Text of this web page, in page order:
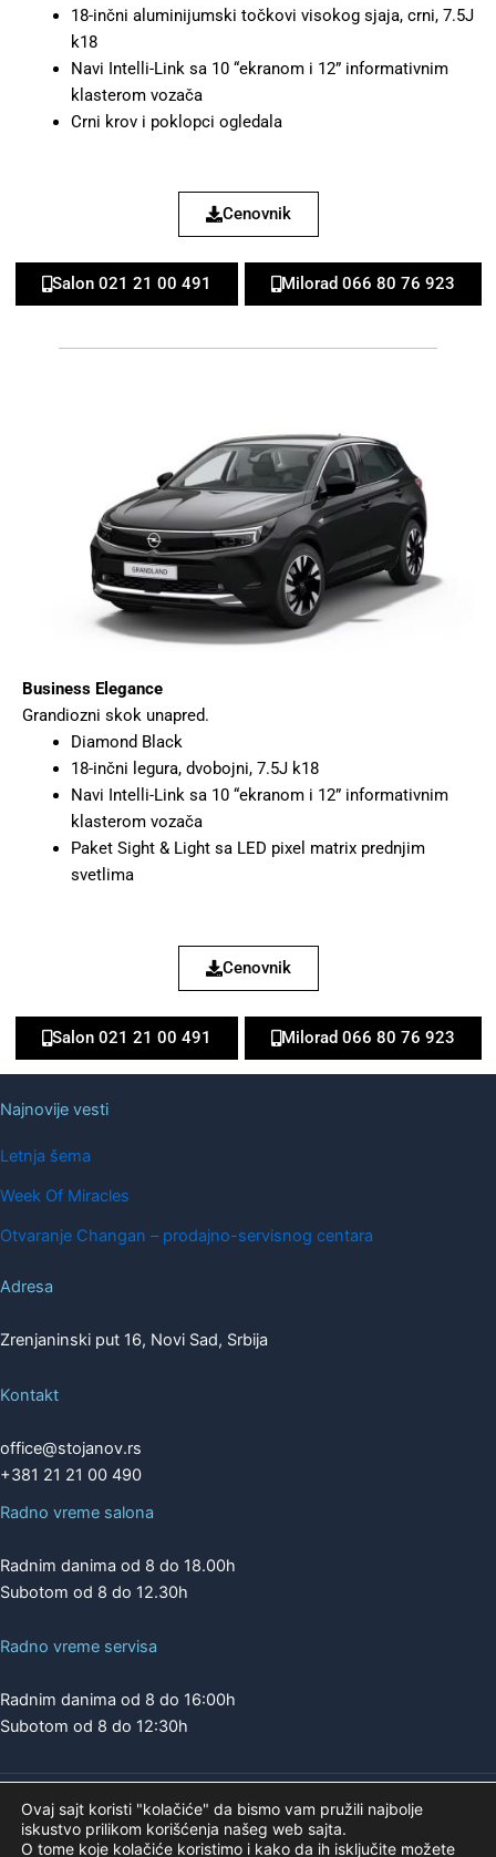
18-inčni aluminijumski točkovi visokog sjaja, crni, 7.5J
k18
Navi Intelli-Link sa 10 “ekranom i 12” informativnim
klasterom vozača
Crni krov i poklopci ogledala
Cenovnik
Salon 021 21 00 491 Milorad 066 80 76 923
Business Elegance
Grandiozni skok unapred.
Diamond Black
18-inčni legura, dvobojni, 7.5J k18
Navi Intelli-Link sa 10 “ekranom i 12” informativnim
klasterom vozača
Paket Sight & Light sa LED pixel matrix prednjim
svetlima
Cenovnik
Salon 021 21 00 491 Milorad 066 80 76 923
Najnovije vesti
Letnja šema
Week Of Miracles
Otvaranje Changan – prodajno-servisnog centara
Adresa
Zrenjaninski put 16, Novi Sad, Srbija
Kontakt
office@stojanov.rs
+381 21 21 00 490
Radno vreme salona
Radnim danima od 8 do 18.00h
Subotom od 8 do 12.30h
Radno vreme servisa
Radnim danima od 8 do 16:00h
Subotom od 8 do 12:30h
Copyright © 2026 | A.K. STOJANOV
Pogledajte našu ponudu na
Ovaj sajt koristi "kolačiće" da bismo vam pružili najbolje
iskustvo prilikom korišćenja našeg web sajta.
O tome koje kolačiće koristimo i kako da ih isključite možete